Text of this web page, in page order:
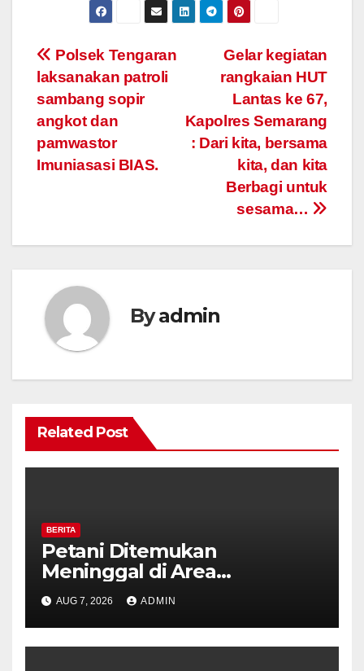
Post
navigation
Gelar kegiatan
rangkaian HUT
Lantas ke 67,
Kapolres Semarang
: Dari kita, bersama
kita, dan kita
Berbagi untuk
sesama…
Polsek Tengaran
laksanakan patroli
sambang sopir
angkot dan
pamwastor
Imuniasasi BIAS.
Byadmin
Related Post
BERITA
Petani Ditemukan
Meninggal di Area
Persawahan Kalibeji, Polisi
Pastikan Tidak Ada Tanda
Kekerasan
AUG 7, 2026 ADMIN